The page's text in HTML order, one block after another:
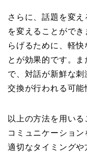
さらに、話題を変
を変えることがで
らげるために、軽
とが効果的です。
で、対話が新鮮な
交換が行われる可能
以上の方法を用い
コミュニケーション
適切なタイミング